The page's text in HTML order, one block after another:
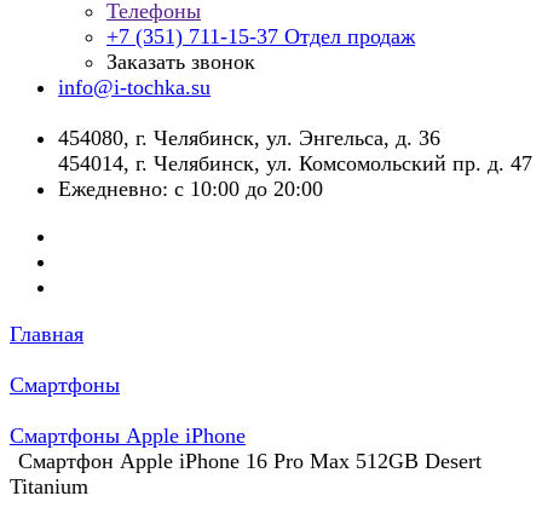
Телефоны
+7 (351) 711-15-37 Отдел продаж
Заказать звонок
info@i-tochka.su
​454080, г. Челябинск, ул. Энгельса, д. 36
454014, г. Челябинск, ул. Комсомольский пр. д. 47
Ежедневно: с 10:00 до 20:00
Главная
Смартфоны
Смартфоны Apple iPhone
Смартфон Apple iPhone 16 Pro Max 512GB Desert
Titanium